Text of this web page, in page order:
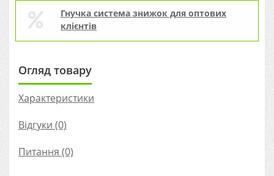
Гнучка система знижок для оптових
клієнтів
Огляд товару
Характеристики
Відгуки (0)
Питання (0)